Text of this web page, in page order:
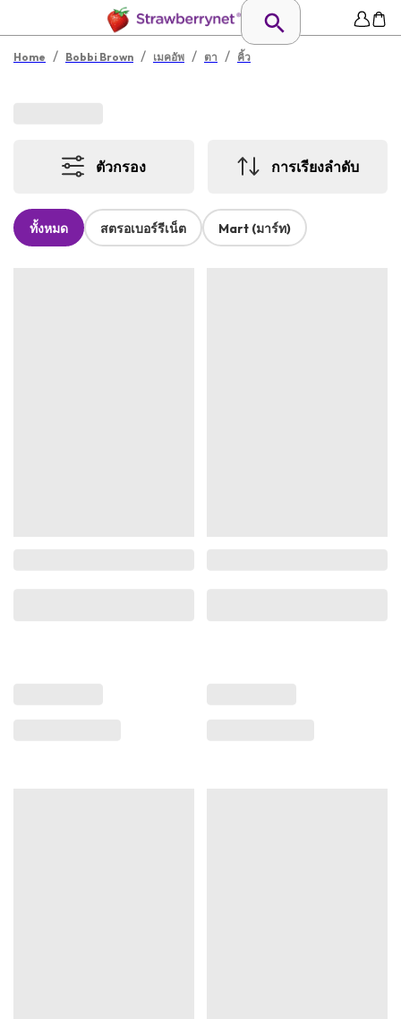
Home / Bobbi Brown / เมคอัพ / ตา / คิ้ว
ตัวกรอง การเรียงลำดับ
ทั้งหมด สตรอเบอร์รีเน็ต Mart (มาร์ท)